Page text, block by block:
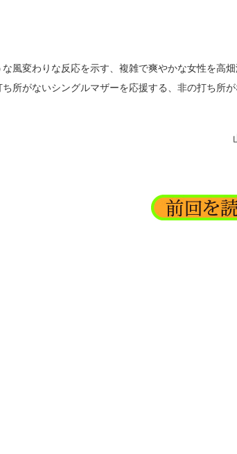
風変わりな反応を示す、複雑で爽やかな女性を高
所がないシングルマザーを応援する、非の打ち所